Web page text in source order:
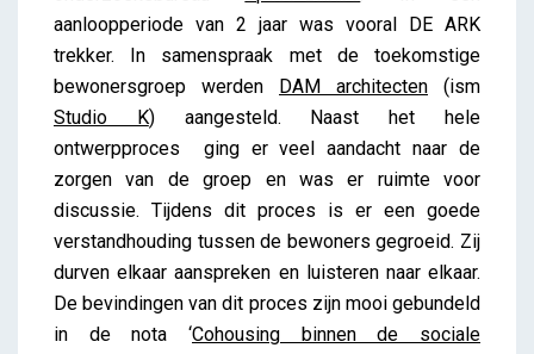
aanloopperiode van 2 jaar was vooral DE ARK
trekker. In samenspraak met de toekomstige
bewonersgroep werden DAM architecten (ism
Studio K) aangesteld. Naast het hele
ontwerpproces
ging er veel aandacht naar de
zorgen van de groep en was er ruimte voor
discussie. Tijdens dit proces is er een goede
verstandhouding tussen de bewoners gegroeid. Zij
durven elkaar aanspreken en luisteren naar elkaar.
De bevindingen van dit proces zijn mooi gebundeld
in de nota ‘Cohousing binnen de sociale